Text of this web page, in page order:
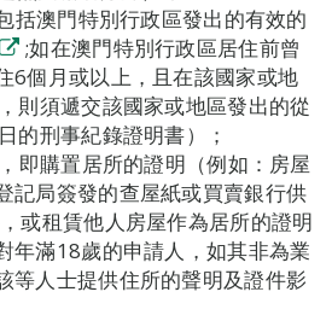
括澳門特別行政區發出的有效的
;如在澳門特別行政區居住前曾
6個月或以上，且在該國家或地
則須遞交該國家或地區發出的從
的刑事紀錄證明書）；
即購置居所的證明（例如：房屋
記局簽發的查屋紙或買賣銀行供
或租賃他人房屋作為居所的證明
年滿18歲的申請人，如其非為業
等人士提供住所的聲明及證件影